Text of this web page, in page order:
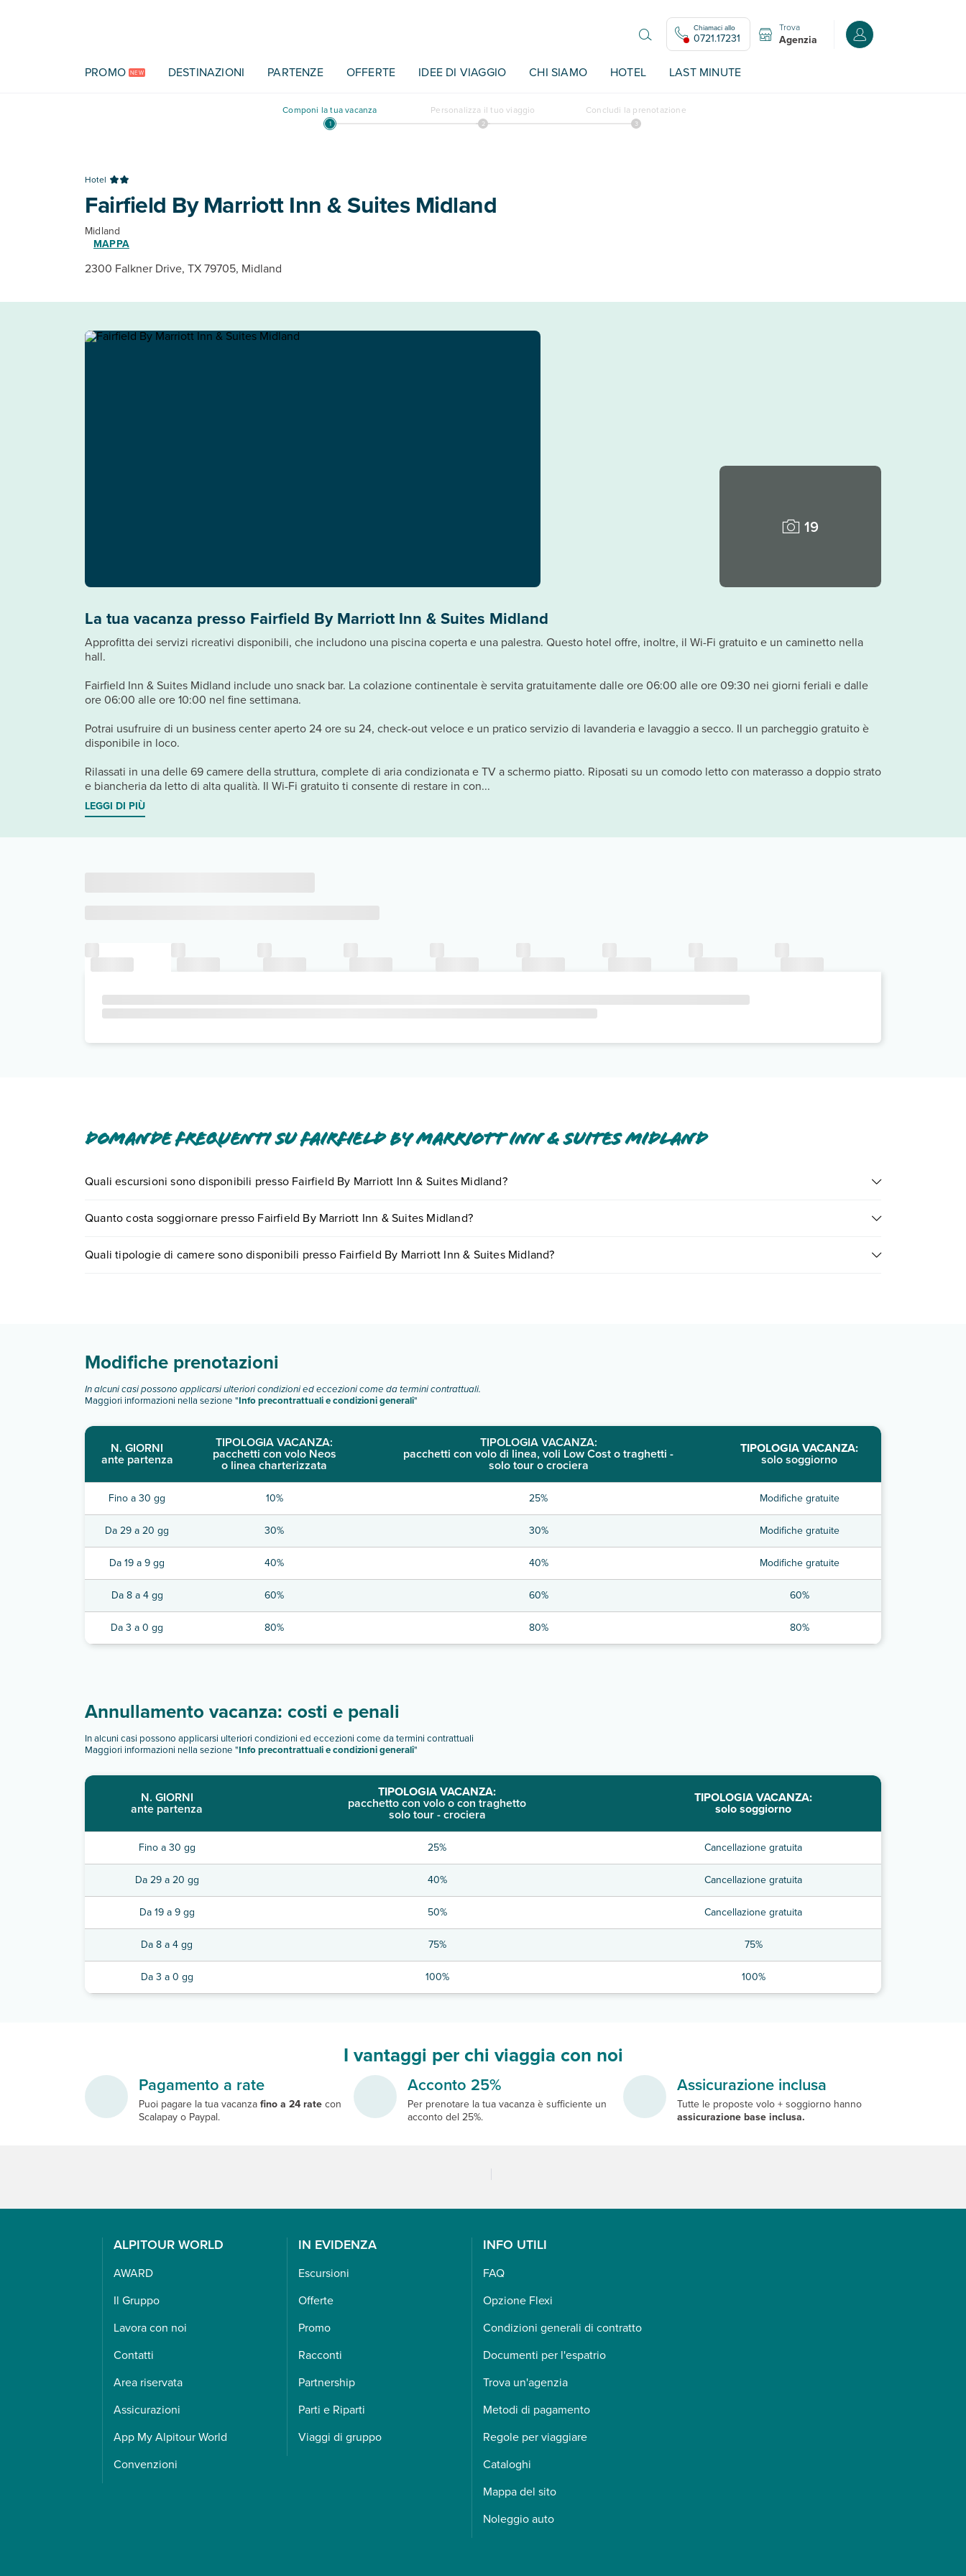
Chiamaci allo
0721.17231
Trova
Agenzia Accedi o registrati
PROMO NEW DESTINAZIONI PARTENZE OFFERTE IDEE DI VIAGGIO CHI SIAMO HOTEL LAST MINUTE
Componi la tua vacanza Personalizza il tuo viaggio Concludi la prenotazione
Hotel
Fairfield By Marriott Inn & Suites Midland
Midland
MAPPA
2300 Falkner Drive, TX 79705, Midland
19
La tua vacanza presso Fairfield By Marriott Inn & Suites Midland
Approfitta dei servizi ricreativi disponibili, che includono una piscina coperta e una palestra. Questo hotel offre, inoltre, il Wi-Fi gratuito e un caminetto nella
hall.
Fairfield Inn & Suites Midland include uno snack bar. La colazione continentale è servita gratuitamente dalle ore 06:00 alle ore 09:30 nei giorni feriali e dalle
ore 06:00 alle ore 10:00 nel fine settimana.
Potrai usufruire di un business center aperto 24 ore su 24, check-out veloce e un pratico servizio di lavanderia e lavaggio a secco. Il un parcheggio gratuito è
disponibile in loco.
Rilassati in una delle 69 camere della struttura, complete di aria condizionata e TV a schermo piatto. Riposati su un comodo letto con materasso a doppio strato
e biancheria da letto di alta qualità. Il Wi-Fi gratuito ti consente di restare in con...
LEGGI DI PIÙ
Domande frequenti su Fairfield By Marriott Inn & Suites Midland
Quali escursioni sono disponibili presso Fairfield By Marriott Inn & Suites Midland?
chiamando il numero 0721.17231 oprenotando un appuntamento.
Quanto costa soggiornare presso Fairfield By Marriott Inn & Suites Midland?
di ricerca e scegli quando partire.
Quali tipologie di camere sono disponibili presso Fairfield By Marriott Inn & Suites Midland?
Modifiche prenotazioni
In alcuni casi possono applicarsi ulteriori condizioni ed eccezioni come da termini contrattuali.
Maggiori informazioni nella sezione "Info precontrattuali e condizioni generali"
N. GIORNI
ante partenza
TIPOLOGIA VACANZA:
pacchetti con volo Neos
o linea charterizzata
TIPOLOGIA VACANZA:
pacchetti con volo di linea, voli Low Cost o traghetti -
solo tour o crociera
TIPOLOGIA VACANZA:
solo soggiorno
Fino a 30 gg 10% 25% Modifiche gratuite
Da 29 a 20 gg 30% 30% Modifiche gratuite
Da 19 a 9 gg 40% 40% Modifiche gratuite
Da 8 a 4 gg 60% 60% 60%
Da 3 a 0 gg 80% 80% 80%
Annullamento vacanza: costi e penali
In alcuni casi possono applicarsi ulteriori condizioni ed eccezioni come da termini contrattuali
Maggiori informazioni nella sezione "Info precontrattuali e condizioni generali"
N. GIORNI
ante partenza
TIPOLOGIA VACANZA:
pacchetto con volo o con traghetto
solo tour - crociera
TIPOLOGIA VACANZA:
solo soggiorno
Fino a 30 gg 25% Cancellazione gratuita
Da 29 a 20 gg 40% Cancellazione gratuita
Da 19 a 9 gg 50% Cancellazione gratuita
Da 8 a 4 gg 75% 75%
Da 3 a 0 gg 100% 100%
I vantaggi per chi viaggia con noi
Pagamento a rate
Puoi pagare la tua vacanzafino a 24 ratecon
Scalapay o Paypal.
Acconto 25%
Per prenotare la tua vacanza è sufficiente un
acconto del 25%.
Assicurazione inclusa
Tutte le proposte volo + soggiorno hanno
assicurazione base inclusa.
ALPITOUR WORLD
AWARD
Il Gruppo
Lavora con noi
Contatti
Area riservata
Assicurazioni
App My Alpitour World
Convenzioni
IN EVIDENZA
Escursioni
Offerte
Promo
Racconti
Partnership
Parti e Riparti
Viaggi di gruppo
INFO UTILI
FAQ
Opzione Flexi
Condizioni generali di contratto
Documenti per l'espatrio
Trova un'agenzia
Metodi di pagamento
Regole per viaggiare
Cataloghi
Mappa del sito
Noleggio auto